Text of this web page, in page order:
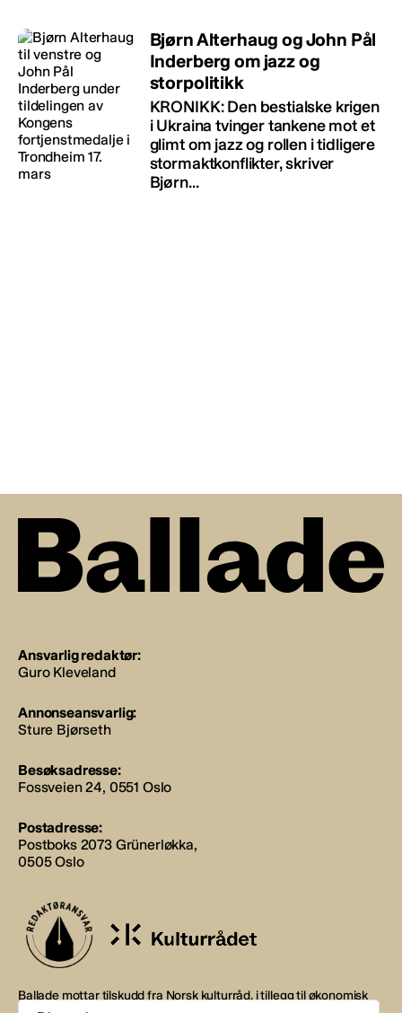
Bjørn Alterhaug og John Pål
Inderberg om jazz og
storpolitikk
KRONIKK: Den bestialske krigen
i Ukraina tvinger tankene mot et
glimt om jazz og rollen i tidligere
stormaktkonflikter, skriver
Bjørn...
Ansvarlig redaktør:
Guro Kleveland
Annonseansvarlig:
Sture Bjørseth
Besøksadresse:
Fossveien 24, 0551 Oslo
Postadresse:
Postboks 2073 Grünerløkka,
0505 Oslo
Ballade mottar tilskudd fra Norsk kulturråd, i tillegg til økonomisk
støtte fra eierne NOPA, Norsk komponistforening og